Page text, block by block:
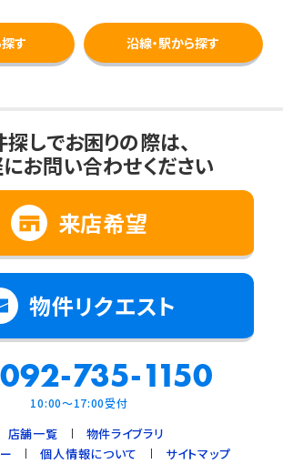
す 沿線・駅から探す
しでお困りの際は、
お問い合わせください
来店希望
物件リクエスト
092-735-1150
10:00～17:00受付
店舗一覧
物件ライブラリ
個人情報について サイトマップ